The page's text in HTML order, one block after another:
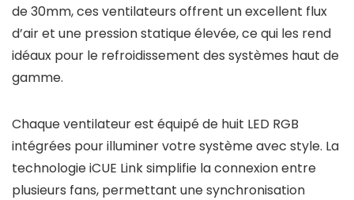
de 30mm, ces ventilateurs offrent un excellent flux
d’air et une pression statique élevée, ce qui les rend
idéaux pour le refroidissement des systèmes haut de
gamme.
Chaque ventilateur est équipé de huit LED RGB
intégrées pour illuminer votre système avec style. La
technologie iCUE Link simplifie la connexion entre
plusieurs fans, permettant une synchronisation